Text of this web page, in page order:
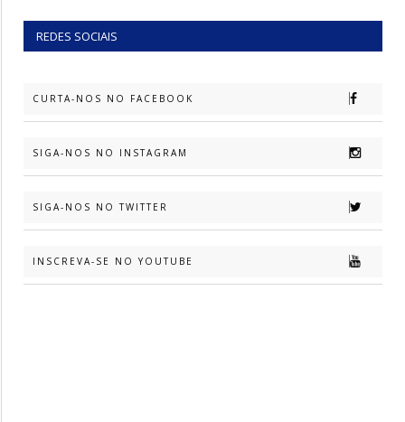
REDES SOCIAIS
CURTA-NOS NO FACEBOOK
SIGA-NOS NO INSTAGRAM
SIGA-NOS NO TWITTER
INSCREVA-SE NO YOUTUBE